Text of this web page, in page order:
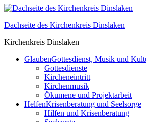
Skip
content
Dachseite des Kirchenkreis Dinslaken
Kirchenkreis Dinslaken
GlaubenGottesdienst, Musik und
Gottesdienste
Kircheneintritt
Kirchenmusik
Ökumene und Projektarbeit
HelfenKrisenberatung und Seelsorge
Hilfen und Krisenberatung